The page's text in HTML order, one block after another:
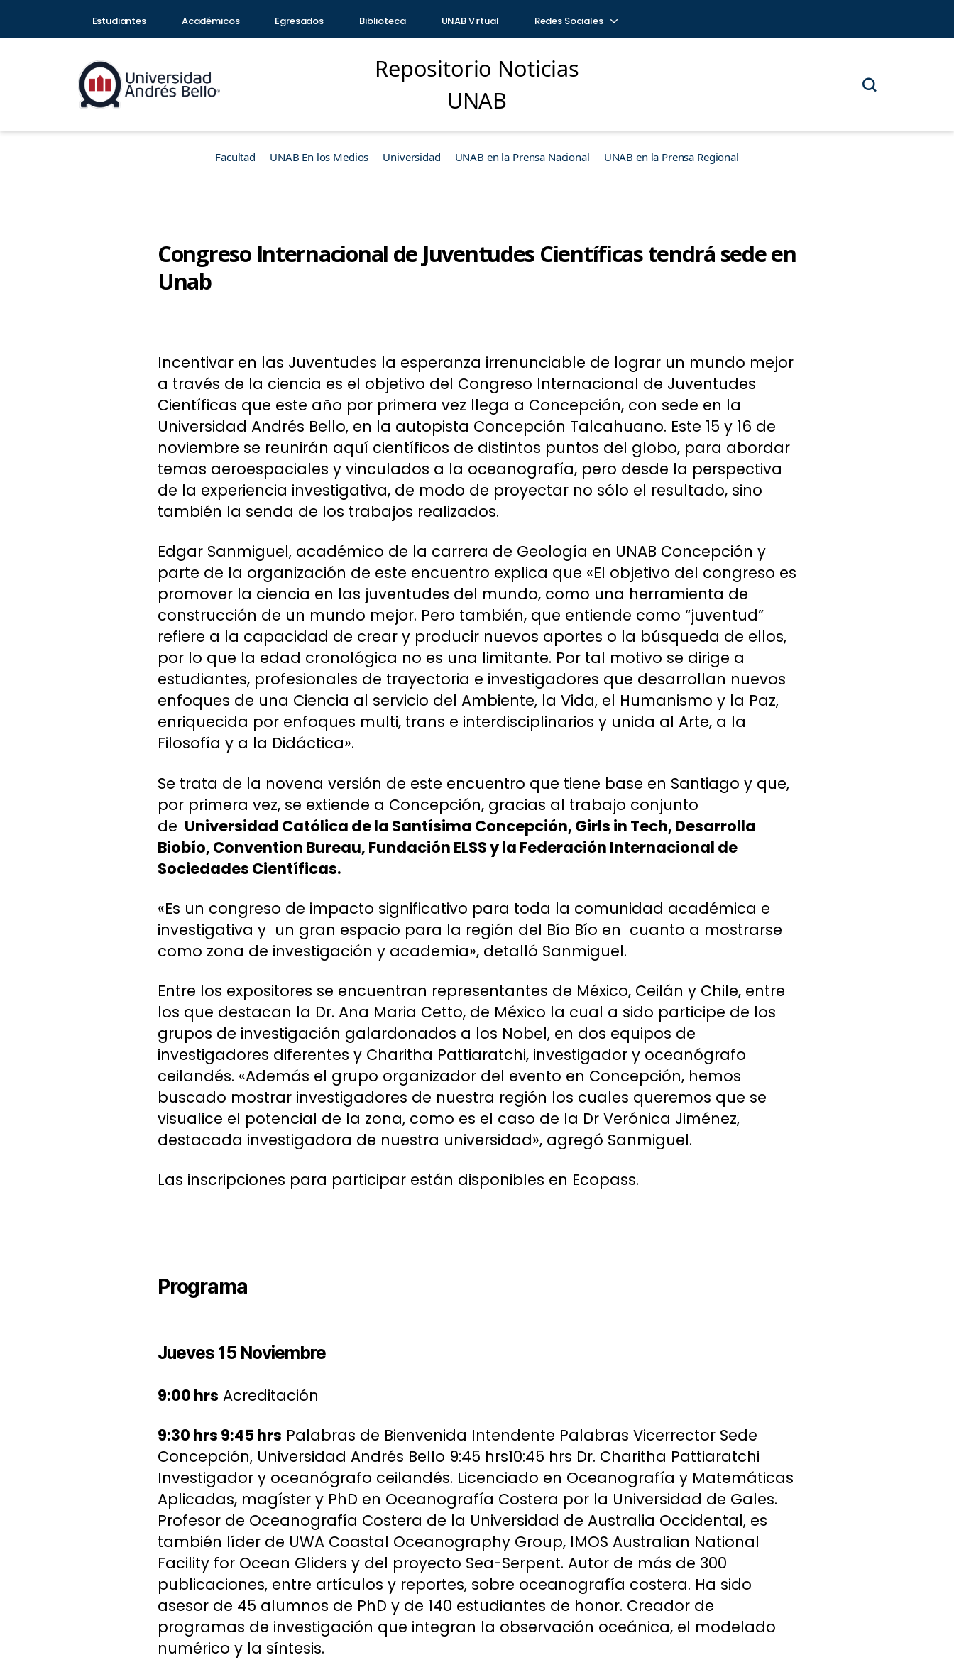
Estudiantes Académicos Egresados Biblioteca UNAB Virtual Redes Sociales
Repositorio Noticias
UNAB
Facultad UNAB En los Medios Universidad UNAB en la Prensa Nacional UNAB en la Prensa Regional
Congreso Internacional de Juventudes Científicas tendrá sede en
Unab
Incentivar en las Juventudes la esperanza irrenunciable de lograr un mundo mejor
a través de la ciencia es el objetivo del Congreso Internacional de Juventudes
Científicas que este año por primera vez llega a Concepción, con sede en la
Universidad Andrés Bello, en la autopista Concepción Talcahuano. Este 15 y 16 de
noviembre se reunirán aquí científicos de distintos puntos del globo, para abordar
temas aeroespaciales y vinculados a la oceanografía, pero desde la perspectiva
de la experiencia investigativa, de modo de proyectar no sólo el resultado, sino
también la senda de los trabajos realizados.
Edgar Sanmiguel, académico de la carrera de Geología en UNAB Concepción y
parte de la organización de este encuentro explica que «El objetivo del congreso es
promover la ciencia en las juventudes del mundo, como una herramienta de
construcción de un mundo mejor. Pero también, que entiende como “juventud”
refiere a la capacidad de crear y producir nuevos aportes o la búsqueda de ellos,
por lo que la edad cronológica no es una limitante. Por tal motivo se dirige a
estudiantes, profesionales de trayectoria e investigadores que desarrollan nuevos
enfoques de una Ciencia al servicio del Ambiente, la Vida, el Humanismo y la Paz,
enriquecida por enfoques multi, trans e interdisciplinarios y unida al Arte, a la
Filosofía y a la Didáctica».
Se trata de la novena versión de este encuentro que tiene base en Santiago y que,
por primera vez, se extiende a Concepción, gracias al trabajo conjunto
de Universidad Católica de la Santísima Concepción, Girls in Tech, Desarrolla
Biobío, Convention Bureau, Fundación ELSS y la Federación Internacional de
Sociedades Científicas.
«Es un congreso de impacto significativo para toda la comunidad académica e
investigativa y un gran espacio para la región del Bío Bío en cuanto a mostrarse
como zona de investigación y academia», detalló Sanmiguel.
Entre los expositores se encuentran representantes de México, Ceilán y Chile, entre
los que destacan la Dr. Ana Maria Cetto, de México la cual a sido participe de los
grupos de investigación galardonados a los Nobel, en dos equipos de
investigadores diferentes y Charitha Pattiaratchi, investigador y oceanógrafo
ceilandés. «Además el grupo organizador del evento en Concepción, hemos
buscado mostrar investigadores de nuestra región los cuales queremos que se
visualice el potencial de la zona, como es el caso de la Dr Verónica Jiménez,
destacada investigadora de nuestra universidad», agregó Sanmiguel.
Las inscripciones para participar están disponibles en Ecopass.
Programa
Jueves 15 Noviembre
9:00 hrs Acreditación
9:30 hrs 9:45 hrs Palabras de Bienvenida Intendente Palabras Vicerrector Sede
Concepción, Universidad Andrés Bello 9:45 hrs10:45 hrs Dr. Charitha Pattiaratchi
Investigador y oceanógrafo ceilandés. Licenciado en Oceanografía y Matemáticas
Aplicadas, magíster y PhD en Oceanografía Costera por la Universidad de Gales.
Profesor de Oceanografía Costera de la Universidad de Australia Occidental, es
también líder de UWA Coastal Oceanography Group, IMOS Australian National
Facility for Ocean Gliders y del proyecto Sea-Serpent. Autor de más de 300
publicaciones, entre artículos y reportes, sobre oceanografía costera. Ha sido
asesor de 45 alumnos de PhD y de 140 estudiantes de honor. Creador de
programas de investigación que integran la observación oceánica, el modelado
numérico y la síntesis.